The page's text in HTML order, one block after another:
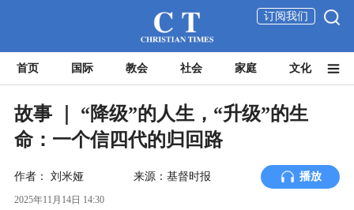
订阅我们
首页 国际 教会 社会 家庭 文化
故事 ｜ “降级”的人生，“升级”的生
命：一个信四代的归回路
作者： 刘米娅 来源：基督时报 播放
2025年11月14日 14:30